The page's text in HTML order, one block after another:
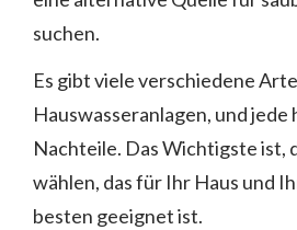
suchen.
Es gibt viele verschiedene
Hauswasseranlagen, und jede
Nachteile. Das Wichtigste ist,
wählen, das für Ihr Haus und
besten geeignet ist.